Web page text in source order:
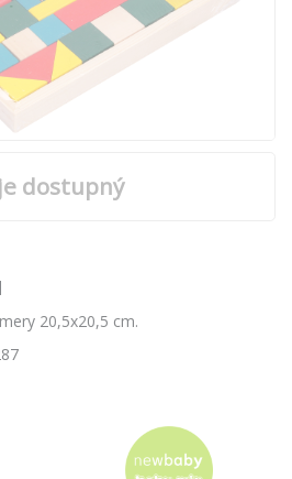
dostupný
20,5x20,5 cm.